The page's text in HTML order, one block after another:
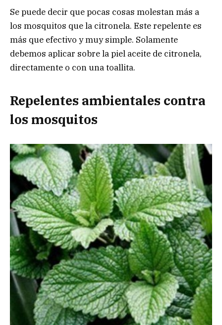
Se puede decir que pocas cosas molestan más a
los mosquitos que la citronela. Este repelente es
más que efectivo y muy simple. Solamente
debemos aplicar sobre la piel aceite de citronela,
directamente o con una toallita.
Repelentes ambientales contra
los mosquitos